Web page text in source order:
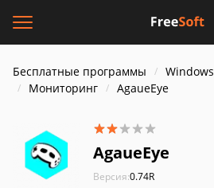
Бесплатные программы Windows
Мониторинг
AgaueEye
AgaueEye
Версия:0.74R